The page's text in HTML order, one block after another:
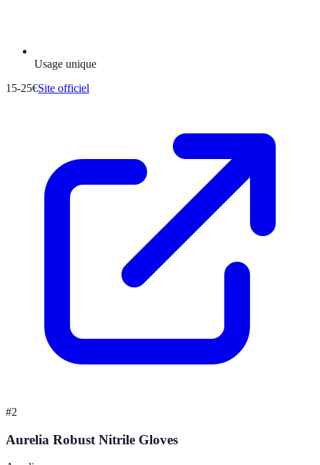
Usage unique
15-25€Site officiel
#2
Aurelia Robust Nitrile Gloves